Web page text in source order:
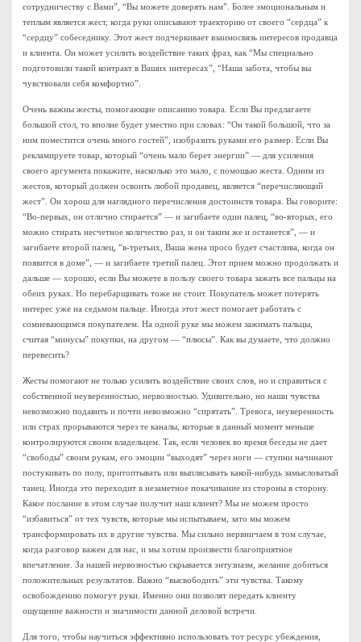
сотрудничеству с Вами”, “Вы можете доверять нам”. Более эмоциональным и
теплым является жест, когда руки описывают траекторию от своего “сердца” к
“сердцу” собеседнику. Этот жест подчеркивает взаимосвязь интересов продавца
и клиента. Он может усилить воздействие таких фраз, как “Мы специально
подготовили такой контракт в Ваших интересах”, “Наша забота, чтобы вы
чувствовали себя комфортно”.
Очень важны жесты, помогающие описанию товара. Если Вы предлагаете
большой стол, то вполне будет уместно при словах: “Он такой большой, что за
ним поместится очень много гостей”, изобразить руками его размер. Если Вы
рекламируете товар, который “очень мало берет энергии” — для усиления
своего аргумента покажите, насколько это мало, с помощью жеста. Одним из
жестов, который должен освоить любой продавец, является “перечисляющий
жест”. Он хорош для наглядного перечисления достоинств товара. Вы говорите:
“Во-первых, он отлично стирается” — и загибаете один палец, “во-вторых, его
можно стирать несчетное количество раз, и он таким же и останется”, — и
загибаете второй палец, “в-третьих, Ваша жена просо будет счастлива, когда он
появится в доме”, — и загибаете третий палец. Этот прием можно продолжать и
дальше — хорошо, если Вы можете в пользу своего товара зажать все пальцы на
обеих руках. Но перебарщивать тоже не стоит. Покупатель может потерять
интерес уже на седьмом пальце. Иногда этот жест помогает работать с
сомневающимся покупателем. На одной руке мы можем зажимать пальцы,
считая “минусы” покупки, на другом — “плюсы”. Как вы думаете, что должно
перевесить?
Жесты помогают не только усилить воздействие своих слов, но и справиться с
собственной неуверенностью, нервозностью. Удивительно, но наши чувства
невозможно подавить и почти невозможно “спрятать”. Тревога, неуверенность
или страх прорываются через те каналы, которые в данный момент меньше
контролируются своим владельцем. Так, если человек во время беседы не дает
“свободы” своим рукам, его эмоции “выходят” через ноги — ступни начинают
постукивать по полу, притоптывать или выплясывать какой-нибудь замысловатый
танец. Иногда это переходит в незаметное покачивание из стороны в сторону.
Какое послание в этом случае получит наш клиент? Мы не можем просто
“избавиться” от тех чувств, которые мы испытываем, зато мы можем
трансформировать их в другие чувства. Мы сильно нервничаем в том случае,
когда разговор важен для нас, и мы хотим произвести благоприятное
впечатление. За нашей нервозностью скрывается энтузиазм, желание добиться
положительных результатов. Важно “высвободить” эти чувства. Такому
освобождению помогут руки. Именно они позволят передать клиенту
ощущение важности и значимости данной деловой встречи.
Для того, чтобы научиться эффективно использовать тот ресурс убеждения,